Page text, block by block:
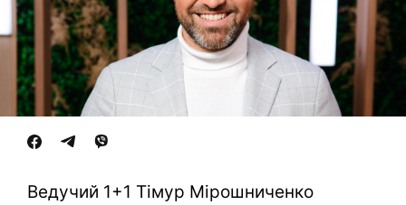
Ведучий 1+1 Тімур Мірошниченко